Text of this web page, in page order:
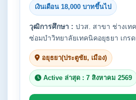
เงินเดือน 18,000 บาทขึ้นไป
วุฒิการศึกษา : ปวส. สาขา ช่างเท
ซ่อมบำวิทยาลัยเทคนิคอยุธยา เกร
อยุธยา(ประตูชัย, เมือง)
Active ล่าสุด : 7 สิงหาคม 2569